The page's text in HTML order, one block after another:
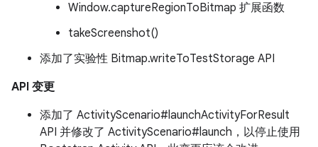
Window.captureRegionToBitmap 扩展函数
takeScreenshot()
添加了实验性 Bitmap.writeToTestStorage API
API 变更
添加了 ActivityScenario#launchActivityForResult
API 并修改了 ActivityScenario#launch，以停止使用